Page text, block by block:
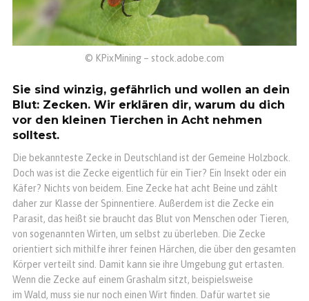
© KPixMining – stock.adobe.com
Sie sind winzig, gefährlich und wollen an dein
Blut: Zecken. Wir erklären dir, warum du dich
vor den kleinen Tierchen in Acht nehmen
solltest.
Die bekannteste Zecke in Deutschland ist der Gemeine Holzbock.
Doch was ist die Zecke eigentlich für ein Tier? Ein Insekt oder ein
Käfer? Nichts von beidem. Eine Zecke hat acht Beine und zählt
daher zur Klasse der Spinnentiere. Außerdem ist die Zecke ein
Parasit, das heißt sie braucht das Blut von Menschen oder Tieren,
von sogenannten Wirten, um selbst zu überleben. Die Zecke
orientiert sich mithilfe ihrer feinen Härchen, die über den gesamten
Körper verteilt sind. Damit kann sie ihre Umgebung gut ertasten.
Wenn die Zecke auf einem Grashalm sitzt, beispielsweise
im Wald, muss sie nur noch einen Wirt finden. Dafür wartet sie